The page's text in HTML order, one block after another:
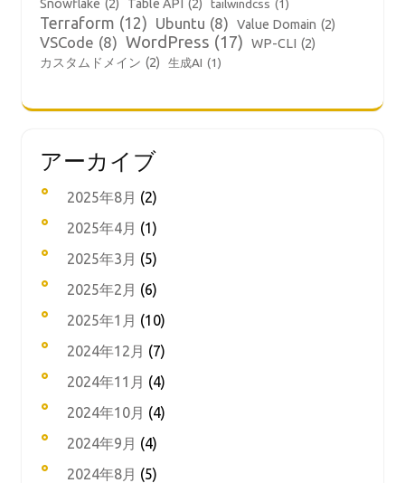
Snowflake (2) Table API (2) tailwindcss (1)
Terraform (12) Ubuntu (8) Value Domain (2)
VSCode (8) WordPress (17) WP-CLI (2)
カスタムドメイン (2) 生成AI (1)
アーカイブ
2025年8月 (2)
2025年4月 (1)
2025年3月 (5)
2025年2月 (6)
2025年1月 (10)
2024年12月 (7)
2024年11月 (4)
2024年10月 (4)
2024年9月 (4)
2024年8月 (5)